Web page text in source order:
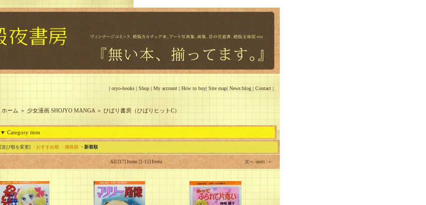
| oryo-books | Shop | My account | How to buy| Site map| News:blog | Contact |
ホーム ＞ 少女漫画 SHOJYO MANGA ＞ ひばり書房（ひばりヒットC）
▼ Category item
[並び順を変更] ・おすすめ順 ・価格順 ・新着順
All [17] Items [1-15] Items 次へ -next -＞